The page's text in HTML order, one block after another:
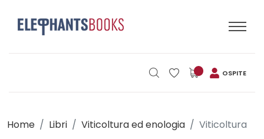
OSPITE
Home Libri Viticoltura ed enologia Viticoltura